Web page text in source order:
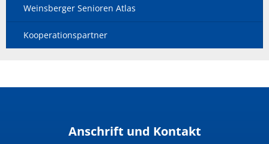
Weinsberger Senioren Atlas
Kooperationspartner
Anschrift und Kontakt